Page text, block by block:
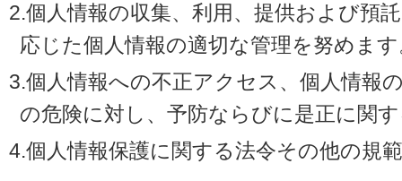
2.個人情報の収集、利用、提供および預
応じた個人情報の適切な管理を努めま
3.個人情報への不正アクセス、個人情報
の危険に対し、予防ならびに是正に関
4.個人情報保護に関する法令その他の規